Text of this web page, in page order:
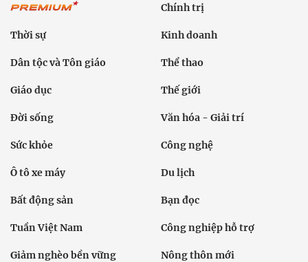
Chính trị
Thời sự Kinh doanh
Dân tộc và Tôn giáo Thể thao
Giáo dục Thế giới
Đời sống Văn hóa - Giải trí
Sức khỏe Công nghệ
Ô tô xe máy Du lịch
Bất động sản Bạn đọc
Tuần Việt Nam Công nghiệp hỗ trợ
Giảm nghèo bền vững Nông thôn mới